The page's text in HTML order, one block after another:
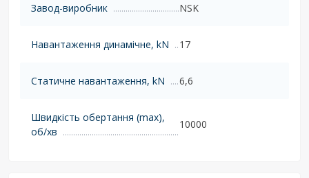
Завод-виробник NSK
Навантаження динамічне, kN 17
Статичне навантаження, kN 6,6
Швидкість обертання (max),
об/хв
10000